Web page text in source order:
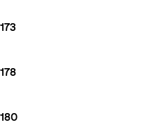
173
178
180